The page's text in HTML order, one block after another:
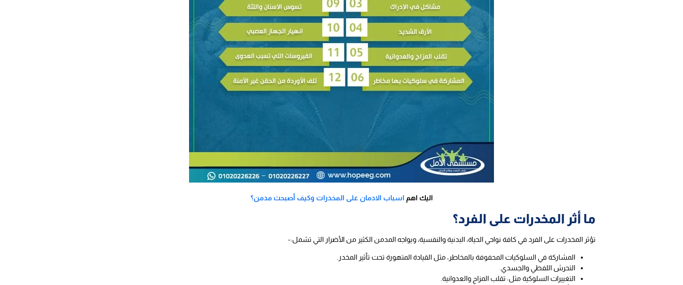
اليك اهم اسباب الادمان على المخدرات وكيف أصبحت مدمن؟
ما أثر المخدرات على الفرد؟
تؤثر المخدرات على الفرد في كافة نواحي الحياة، البدنية والنفسية، ويواجه المدمن الكثير من الأضرار التي تشمل:-
المشاركة في السلوكيات المحفوفة بالمخاطر، مثل القيادة المتهورة تحت تأثير المخدر.
التحرش اللفظي والجسدي.
التغييرات السلوكية مثل: تقلب المزاج والعدوانية.